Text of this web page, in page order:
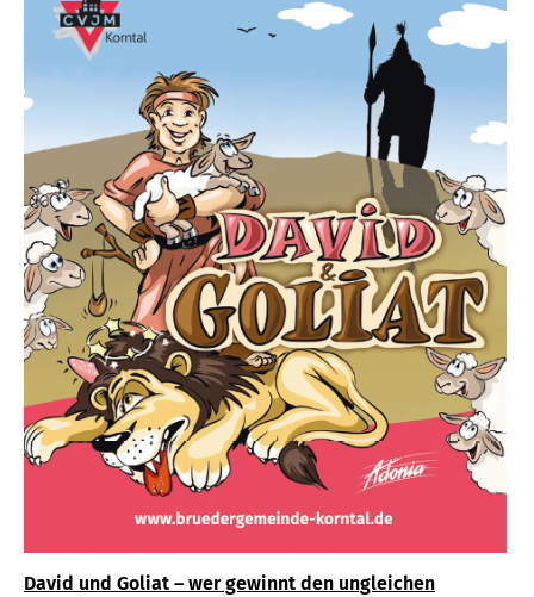
David und Goliat – wer gewinnt den ungleichen